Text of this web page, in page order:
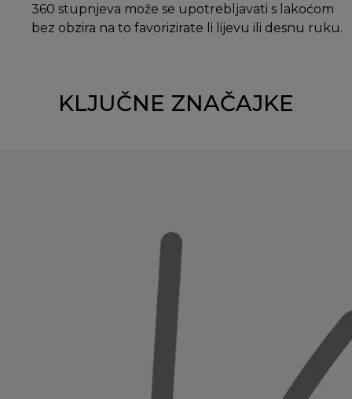
360 stupnjeva može se upotrebljavati s lakoćom
bez obzira na to favorizirate li lijevu ili desnu ruku.
KLJUČNE ZNAČAJKE